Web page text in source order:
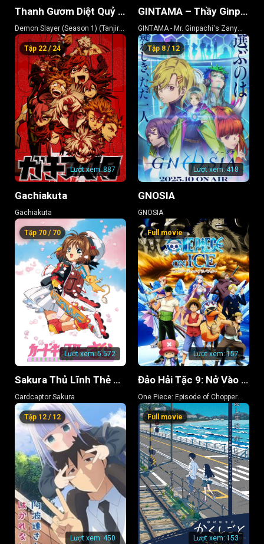
Thanh Gươm Diệt Quỷ (Phần 1) (Kamado Tanjiro Lập Chí)
Demon Slayer (Season 1) (Tanjiro
Kamado, Unwavering Resolve
Arc)
GINTAMA – Thầy Ginpachi Ở Lớp 3-Z
GINTAMA - Mr. Ginpachi's Zany
Class
Lượt xem:887
Tập 22 / 24
Gachiakuta
Gachiakuta
Lượt xem: 418
Tập 8 / 12
GNOSIA
GNOSIA
Lượt xem:5.572
Tập 70 / 70
Sakura Thủ Lĩnh Thẻ Bài
Cardcaptor Sakura
Lượt xem: 157
Full movie
Đảo Hải Tặc 9: Nở Vào Mùa Đông, Hoa Sakura Diệu Kỳ
One Piece: Episode of Chopper
Plus: Bloom in the Winter, Miracle
Cherry Blossom
Lượt xem: 450
Tập 12 / 12
Lượt xem: 153
Full movie